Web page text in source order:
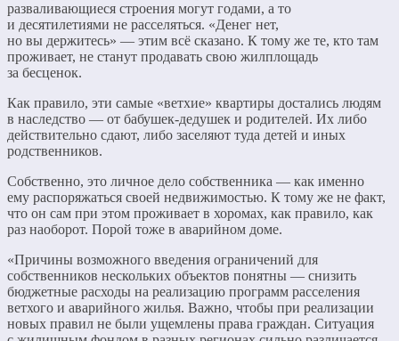
разваливающиеся строения могут годами, а то
и десятилетиями не расселяться. «Денег нет,
но вы держитесь» — этим всё сказано. К тому же те, кто там
проживает, не станут продавать свою жилплощадь
за бесценок.
Как правило, эти самые «ветхие» квартиры достались людям
в наследство — от бабушек-дедушек и родителей. Их либо
действительно сдают, либо заселяют туда детей и иных
родственников.
Собственно, это личное дело собственника — как именно
ему распоряжаться своей недвижимостью. К тому же не факт,
что он сам при этом проживает в хоромах, как правило, как
раз наоборот. Порой тоже в аварийном доме.
«Причины возможного введения ограничений для
собственников нескольких объектов понятны — снизить
бюджетные расходы на реализацию программ расселения
ветхого и аварийного жилья. Важно, чтобы при реализации
новых правил не были ущемлены права граждан. Ситуация